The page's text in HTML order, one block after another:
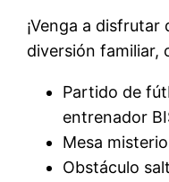
¡Venga a disfrutar
diversión familiar,
Partido de
entrenador
Mesa
Obstáculo